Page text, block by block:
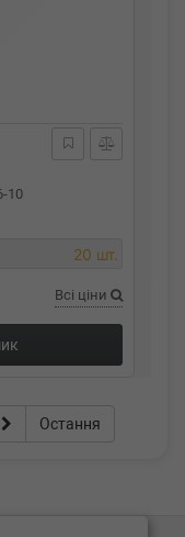
10
20 шт.
Всі ціни
Остання